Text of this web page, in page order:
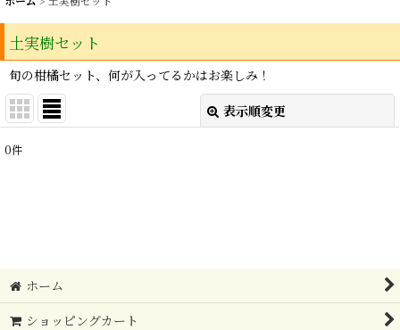
土実樹セット
旬の柑橘セット、何が入ってるかはお楽しみ！
表示順変更
表示数
0件
ホーム
ショッピングカート